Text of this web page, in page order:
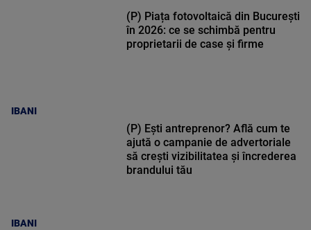
IBANI
(P) Piața fotovoltaică din București
în 2026: ce se schimbă pentru
proprietarii de case și firme
IBANI
(P) Ești antreprenor? Află cum te
ajută o campanie de advertoriale
să crești vizibilitatea și încrederea
brandului tău